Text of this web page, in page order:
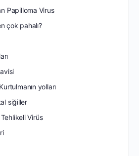
Papilloma Virus
çok pahalı?
yolları
siğiller
Virüs